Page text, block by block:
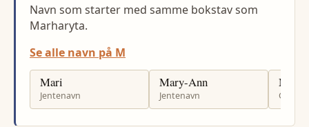
Navn som starter med samme bokstav som
Marharyta.
Se alle navn på M
Mari
Jentenavn
Mary-Ann
Jentenavn